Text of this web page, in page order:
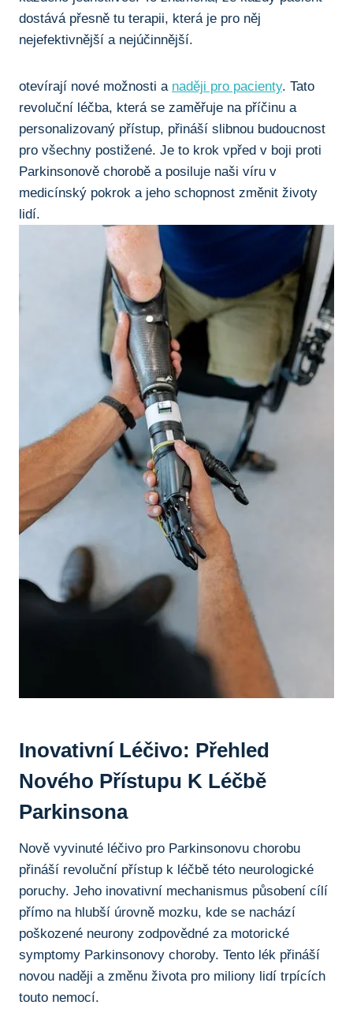
‍dostává přesně ⁣tu terapii, která je pro něj
nejefektivnější a nejúčinnější.
otevírají nové možnosti a naději pro pacienty. Tato
revoluční‌ léčba, která se zaměřuje na příčinu a
personalizovaný přístup, ⁢přináší‌ slibnou budoucnost
pro všechny postižené. Je to krok vpřed ⁢v⁣ boji proti
Parkinsonově chorobě a posiluje naši ​víru v
medicínský pokrok a jeho schopnost změnit životy
lidí.
Inovativní‍ Léčivo: Přehled
Nového Přístupu K Léčbě
Parkinsona
Nově vyvinuté léčivo pro Parkinsonovu chorobu
přináší revoluční přístup k léčbě této neurologické
poruchy. Jeho inovativní mechanismus působení cílí
přímo ⁤na hlubší‍ úrovně mozku, kde se​ nachází
⁤poškozené ‌neurony zodpovědné za motorické
symptomy Parkinsonovy choroby. Tento lék přináší
novou naději ⁤a změnu​ života‌ pro miliony lidí trpících
touto nemocí.